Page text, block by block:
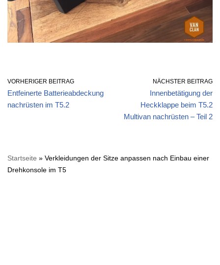
VORHERIGER BEITRAG
Entfeinerte Batterieabdeckung
nachrüsten im T5.2
NÄCHSTER BEITRAG
Innenbetätigung der
Heckklappe beim T5.2
Multivan nachrüsten – Teil 2
Startseite » Verkleidungen der Sitze anpassen nach Einbau einer
Drehkonsole im T5